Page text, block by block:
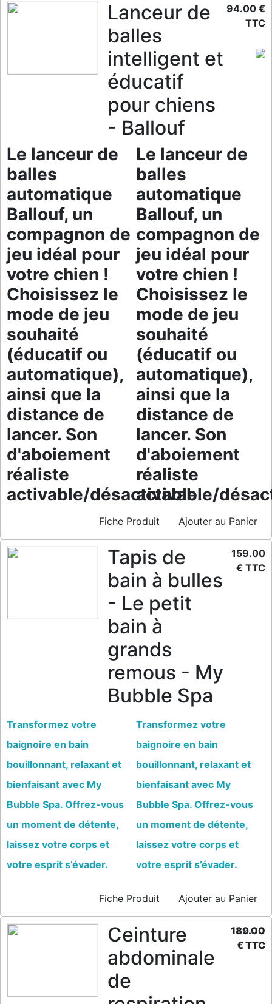
Lanceur de
balles
intelligent et
éducatif
pour chiens
- Ballouf
Le lanceur de
balles
automatique
Ballouf, un
compagnon de
jeu idéal pour
votre chien !
Choisissez le
mode de jeu
souhaité
(éducatif ou
automatique),
ainsi que la
distance de
lancer. Son
d'aboiement
réaliste
activable/désactivable.
Le lanceur de
balles
automatique
Ballouf, un
compagnon de
jeu idéal pour
votre chien !
Choisissez le
mode de jeu
souhaité
(éducatif ou
automatique),
ainsi que la
distance de
lancer. Son
d'aboiement
réaliste
activable/
94.00 €
TTC
Fiche Produit Ajouter au Panier
Tapis de
bain à bulles
- Le petit
bain à
grands
remous - My
Bubble Spa
Transformez votre
baignoire en bain
bouillonnant, relaxant et
bienfaisant avec My
Bubble Spa. Offrez-vous
un moment de détente,
laissez votre corps et
votre esprit s’évader.
Transformez votre
baignoire en bain
bouillonnant, relaxant et
bienfaisant avec My
Bubble Spa. Offrez-vous
un moment de détente,
laissez votre corps et
votre esprit s’évader.
159.00
€ TTC
Fiche Produit Ajouter au Panier
Ceinture
abdominale
de
189.00
€ TTC